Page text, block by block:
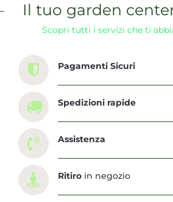
Il tuo garden
Scopri tutti i servizi che ti
Pagamenti Sicuri
Spedizioni rapide
Assistenza
Ritiro in negozio